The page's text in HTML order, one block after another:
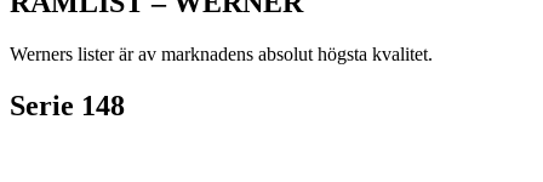
Werners lister är av marknadens absolut högsta kvalitet.
Serie 148